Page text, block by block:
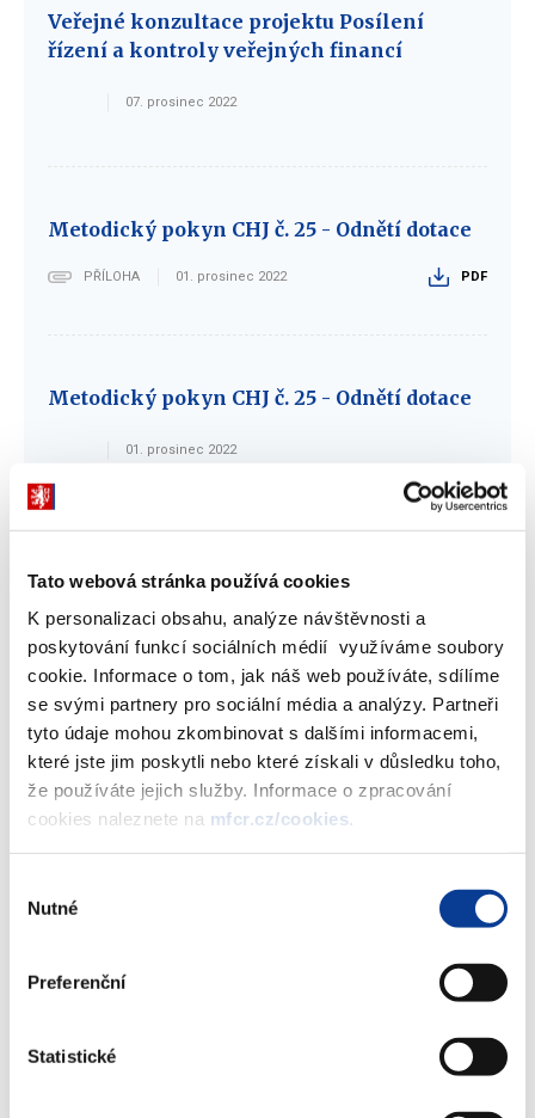
Tato webová stránka používá cookies
K personalizaci obsahu, analýze návštěvnosti a
poskytování funkcí sociálních médií využíváme soubory
cookie. Informace o tom, jak náš web používáte, sdílíme
se svými partnery pro sociální média a analýzy. Partneři
tyto údaje mohou zkombinovat s dalšími informacemi,
které jste jim poskytli nebo které získali v důsledku toho,
že používáte jejich služby. Informace o zpracování
cookies naleznete na mfcr.cz/cookies.
souhlasu
Nutné
Preferenční
Statistické
Veřejné konzultace projektu Posílení
řízení a kontroly veřejných financí
07. prosinec 2022
Metodický pokyn CHJ č. 25 - Odnětí dotace
PŘÍLOHA 01. prosinec 2022 PDF
Metodický pokyn CHJ č. 25 - Odnětí dotace
01. prosinec 2022
Příloha k žádosti o dotaci (dle zákona č.
ve znění nařízení vlády č. 322/2022 Sb.)
PŘÍLOHA 14. listopad 2022 XLSX
Mezinárodní konference k projektu
Posílení řízení a kontroly veřejných
financí
PRKVF prezentace zahraniční experti - EN